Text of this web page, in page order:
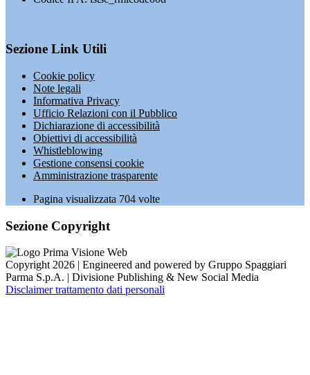
Sezione Link Utili
Cookie policy
Note legali
Informativa Privacy
Ufficio Relazioni con il Pubblico
Dichiarazione di accessibilità
Obiettivi di accessibilità
Whistleblowing
Gestione consensi cookie
Amministrazione trasparente
Pagina visualizzata 704 volte
Sezione Copyright
Copyright 2026 | Engineered and powered by Gruppo Spaggiari
Parma S.p.A. | Divisione Publishing & New Social Media
Disclaimer trattamento dati personali